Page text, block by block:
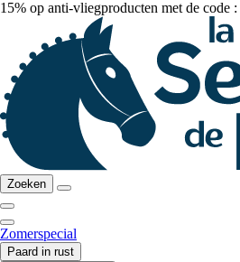
15% op anti-vliegproducten met de code :
Zoeken
Zomerspecial
Paard in rust